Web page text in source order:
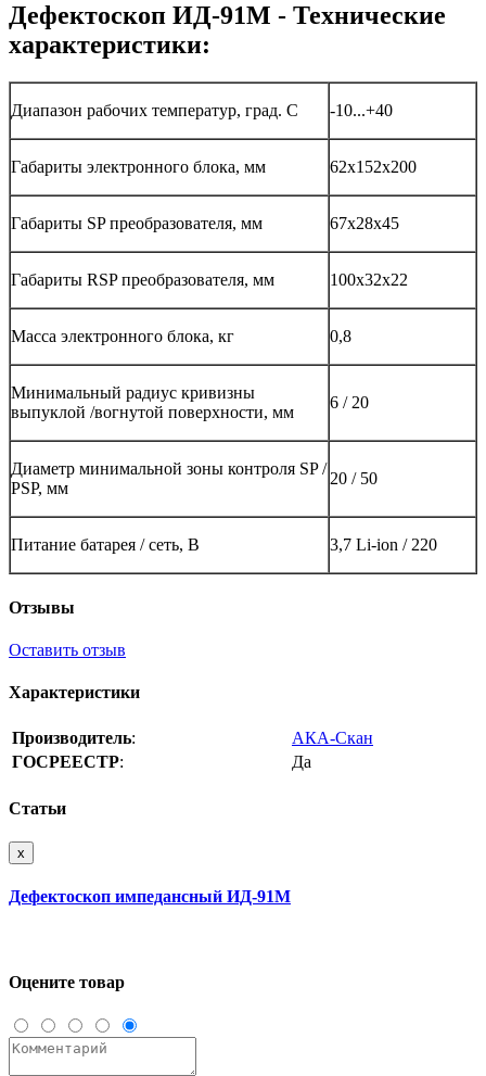
Дефектоскоп ИД-91М - Технические
характеристики:
Диапазон рабочих температур, град. С -10...+40
Габариты электронного блока, мм 62х152х200
Габариты SP преобразователя, мм 67х28х45
Габариты RSP преобразователя, мм 100х32х22
Масса электронного блока, кг 0,8
Минимальный радиус кривизны
выпуклой /вогнутой поверхности, мм
6 / 20
Диаметр минимальной зоны контроля SP /
PSP, мм
20 / 50
Питание батарея / сеть, В 3,7 Li-ion / 220
Отзывы
Оставить отзыв
Характеристики
Производитель:
АКА-Скан
ГОСРЕЕСТР: Да
Статьи
x
Дефектоскоп импедансный ИД-91М
Оцените товар